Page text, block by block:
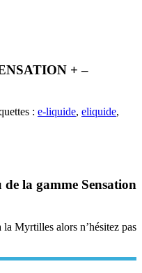
+ –
: e-liquide, eliquide,
la gamme Sensation
Myrtilles alors n’hésitez pas